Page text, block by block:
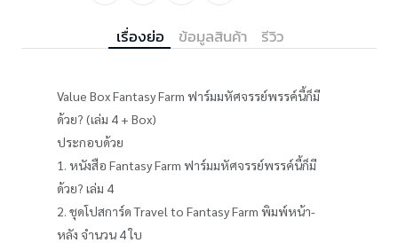
เรื่องย่อ ข้อมูลสินค้า รีวิว
Value Box Fantasy Farm ฟาร์มมหัศจรรย์พรรค์นี้ก็มี
ด้วย? (เล่ม 4 + Box)
ประกอบด้วย
1. หนังสือ Fantasy Farm ฟาร์มมหัศจรรย์พรรค์นี้ก็มี
ด้วย? เล่ม 4
2. ชุดโปสการ์ด Travel to Fantasy Farm พิมพ์หน้า-
หลัง จำนวน 4 ใบ